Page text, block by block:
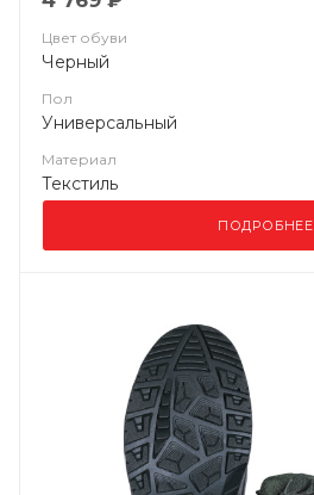
Цвет обуви
Черный
Пол
Универсальный
Материал
Текстиль
ПОДРОБНЕЕ